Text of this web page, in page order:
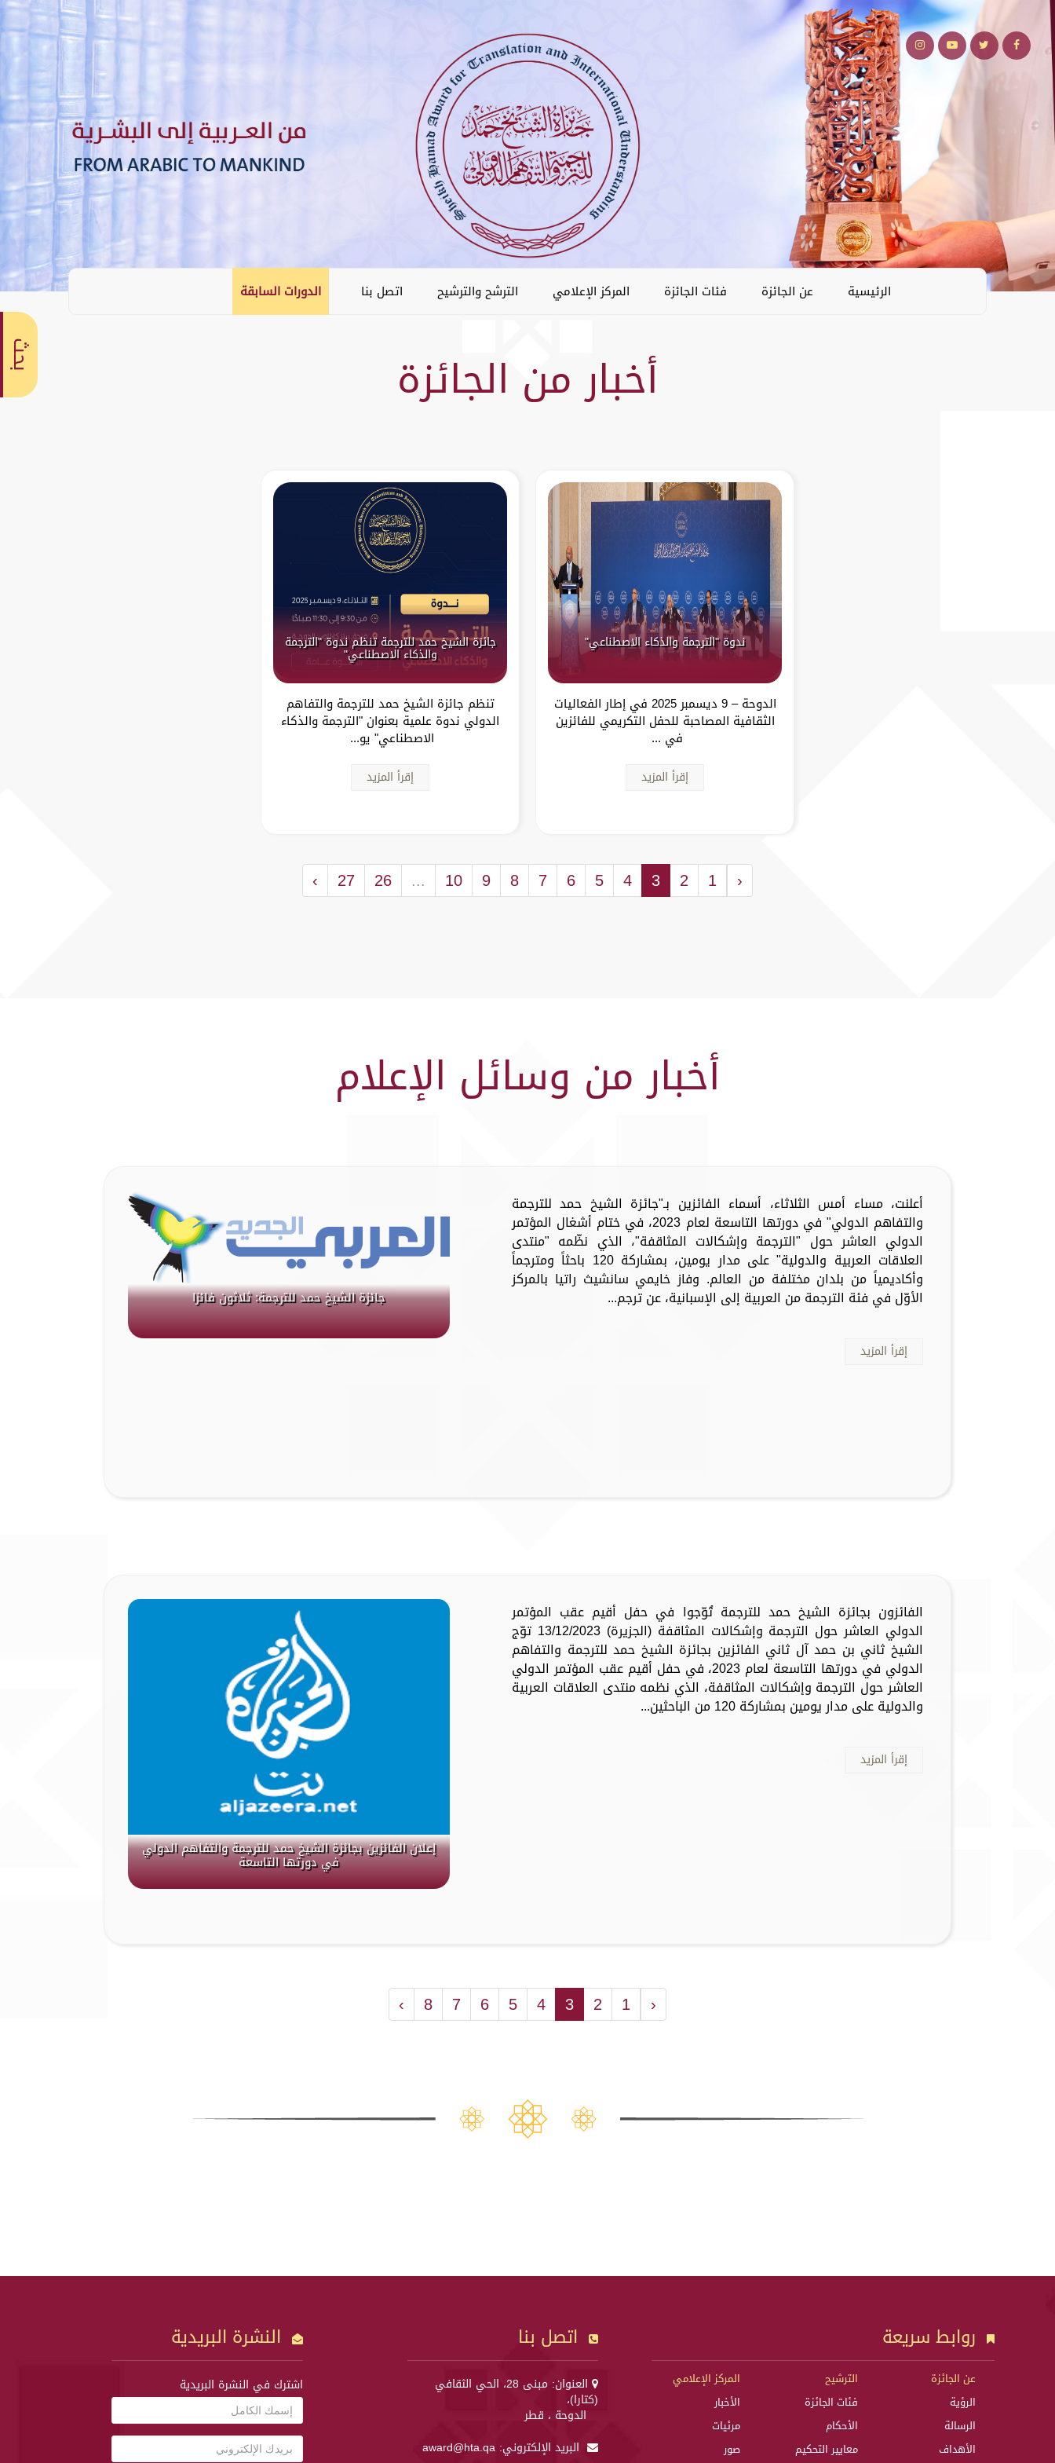
الرئيسية عن الجائزة فئات الجائزة المركز الإعلامي الترشح والترشيح اتصل بنا الدورات السابقة
أخبار من الجائزة
ندوة "الترجمة والذكاء الاصطناعي"
الدوحة – 9 ديسمبر 2025 في إطار الفعاليات
الثقافية المصاحبة للحفل التكريمي للفائزين
في ...
إقرأ المزيد
جائزة الشيخ حمد للترجمة تنظم ندوة "الترجمة
والذكاء الاصطناعي"
تنظم جائزة الشيخ حمد للترجمة والتفاهم
الدولي ندوة علمية بعنوان "الترجمة والذكاء
الاصطناعي" يو...
إقرأ المزيد
‹
1
2
3
4
5
6
7
8
9
10
...
26
27
›
أخبار من وسائل الإعلام
جائزة الشيخ حمد للترجمة: ثلاثون فائزا
أعلنت، مساء أمس الثلاثاء، أسماء الفائزين بـ"جائزة الشيخ حمد للترجمة
والتفاهم الدولي" في دورتها التاسعة لعام 2023، في ختام أشغال المؤتمر
الدولي العاشر حول "الترجمة وإشكالات المثاقفة"، الذي نظّمه "منتدى
العلاقات العربية والدولية" على مدار يومين، بمشاركة 120 باحثاً ومترجماً
وأكاديمياً من بلدان مختلفة من العالم. وفاز خايمي سانشيث راتيا بالمركز
الأوّل في فئة الترجمة من العربية إلى الإسبانية، عن ترجم...
إقرأ المزيد
إعلان الفائزين بجائزة الشيخ حمد للترجمة والتفاهم الدولي
في دورتها التاسعة
الفائزون بجائزة الشيخ حمد للترجمة تُوّجوا في حفل أقيم عقب المؤتمر
الدولي العاشر حول الترجمة وإشكالات المثاقفة (الجزيرة) 13/12/2023 توّج
الشيخ ثاني بن حمد آل ثاني الفائزين بجائزة الشيخ حمد للترجمة والتفاهم
الدولي في دورتها التاسعة لعام 2023، في حفل أقيم عقب المؤتمر الدولي
العاشر حول الترجمة وإشكالات المثاقفة، الذي نظمه منتدى العلاقات العربية
والدولية على مدار يومين بمشاركة 120 من الباحثين...
إقرأ المزيد
‹
1
2
3
4
5
6
7
8
›
بحث
روابط سريعة
عن الجائزة
الرؤية
الرسالة
الأهداف
الترشيح
فئات الجائزة
الأحكام
معايير التحكيم
المركز الإعلامي
الأخبار
مرئيات
صور
اتصل بنا
العنوان: مبنى 28، الحي الثقافي
(كتارا)،
الدوحة ، قطر
البريد الإلكتروني: award@hta.qa
النشرة البريدية
اشترك في النشرة البريدية